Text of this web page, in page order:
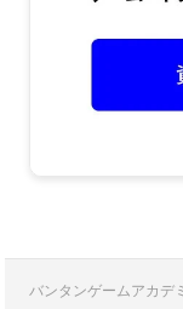
バンタンゲームアカデ